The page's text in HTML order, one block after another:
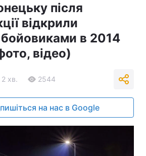
після
відкрили
бойовиками в 2014
відео)
2 хв. 2544
на нас в Google